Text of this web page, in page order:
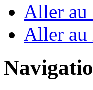
Aller au
Aller au